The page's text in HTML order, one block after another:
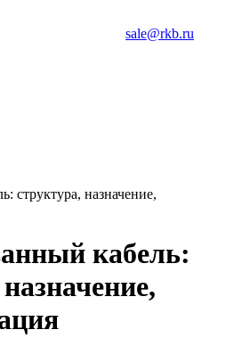
sale@rkb.ru
структура, назначение,
кабель: